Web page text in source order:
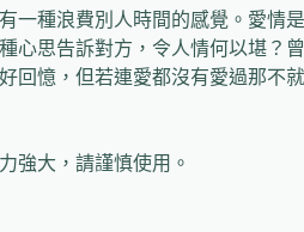
一種浪費別人時間的感覺。愛情
心思告訴對方，令人情何以堪？
回憶，但若連愛都沒有愛過那不
強大，請謹慎使用。